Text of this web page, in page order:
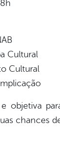
Cultural
Cultural
objetiva
chances